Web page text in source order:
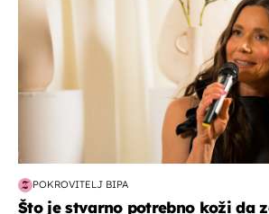
POKROVITELJ BIPA
Što je stvarno potrebno koži da